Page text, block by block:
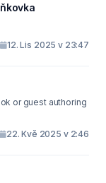
12. Lis 2025 v 23:47
22. Kvě 2025 v 2:46